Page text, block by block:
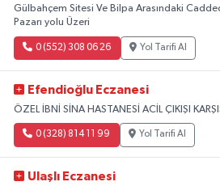
Gülbahçem Sitesi Ve Bilpa Arasındaki
Pazarı yolu Üzeri
0 (552) 308 06 26 Yol Tarifi Al
Efendioğlu Eczanesi
ÖZEL İBNİ SİNA HASTANESİ ACİL ÇIKIŞI
0 (328) 814 11 99 Yol Tarifi Al
Ulaşlı Eczanesi